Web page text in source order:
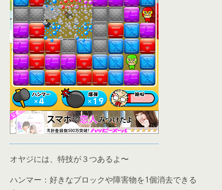
オヤジには、特技が３つあるよ〜
ハンマー：好きなブロックや障害物を1個消去できる